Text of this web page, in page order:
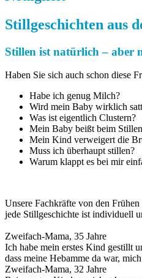
Stillgeschichten aus
Stillen ist natürlich – aber
Haben Sie sich auch schon diese
Habe ich genug Milch?
Wird mein Baby wirklich
Was ist eigentlich Clustern?
Mein Baby beißt beim
Mein Kind verweigert die
Muss ich überhaupt stillen?
Warum klappt es bei mir
Unsere Fachkräfte von den
jede Stillgeschichte ist individuell
Zweifach-Mama, 35 Jahre
Ich habe mein erstes Kind gestillt
dass meine Hebamme da war,
Zweifach-Mama, 32 Jahre